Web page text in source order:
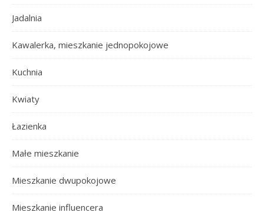
Jadalnia
Kawalerka, mieszkanie jednopokojowe
Kuchnia
Kwiaty
Łazienka
Małe mieszkanie
Mieszkanie dwupokojowe
Mieszkanie influencera